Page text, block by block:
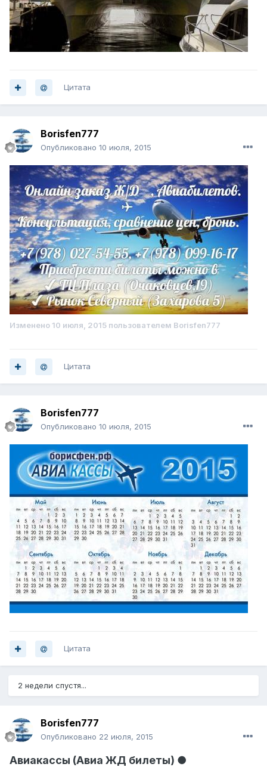
Цитата
Borisfen777
Опубликовано 10 июля, 2015
Изменено 10 июля, 2015 пользователем Borisfen777
Цитата
Borisfen777
Опубликовано 10 июля, 2015
Цитата
2 недели спустя...
Borisfen777
Опубликовано 22 июля, 2015
Авиакассы (Авиа ЖД билеты) ●